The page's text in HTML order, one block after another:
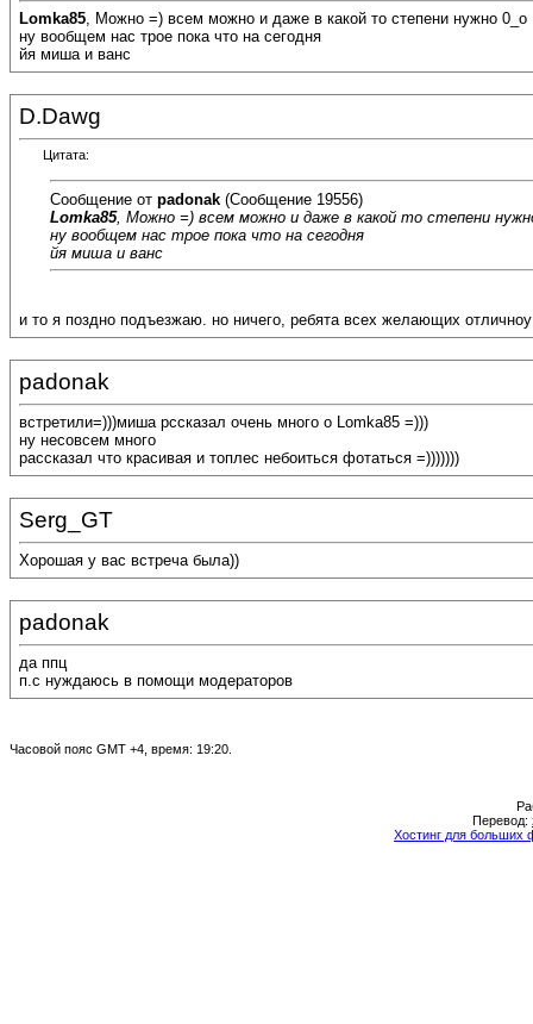
Lomka85, Можно =) всем можно и даже в какой то степени нужно 0_о
ну вообщем нас трое пока что на сегодня
йя миша и ванс
D.Dawg
Цитата:
Сообщение от padonak (Сообщение 19556)
Lomka85, Можно =) всем можно и даже в какой то степени
ну вообщем нас трое пока что на сегодня
йя миша и ванс
и то я поздно подъезжаю. но ничего, ребята всех желающих отличноу
padonak
встретили=)))миша рссказал очень много о Lomka85 =)))
ну несовсем много
рассказал что красивая и топлес небоиться фотаться =)))))))
Serg_GT
Хорошая у вас встреча была))
padonak
да ппц
п.с нуждаюсь в помощи модераторов
Часовой пояс GMT +4, время: 19:20
Перевод:
Хостинг для больших